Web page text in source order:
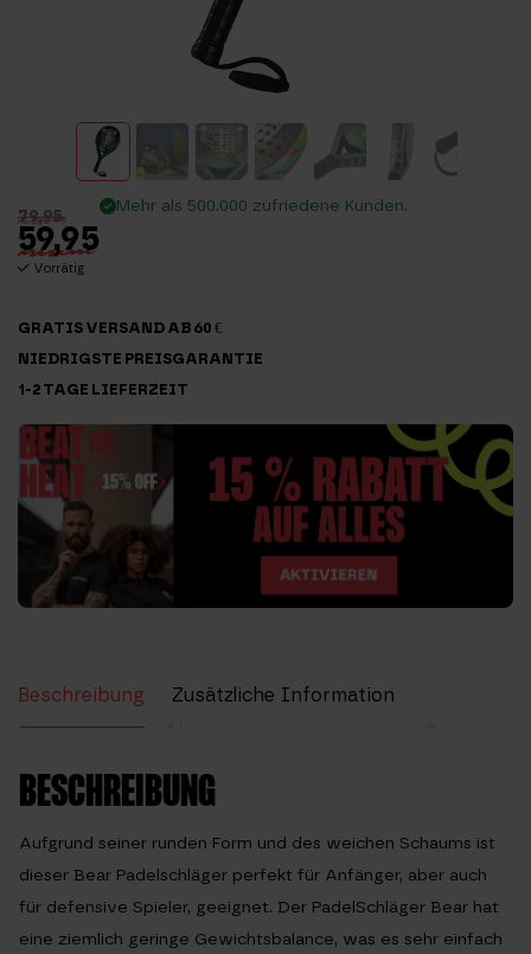
79,95
59,95
Vorrätig
Mehr als 500.000 zufriedene Kunden.
GRATIS VERSAND AB 60 €
NIEDRIGSTE PREISGARANTIE
1-2 TAGE LIEFERZEIT
Beschreibung
Zusätzliche Information
BESCHREIBUNG
Aufgrund seiner runden Form und des weichen Schaums ist
dieser Bear Padelschläger perfekt für Anfänger, aber auch
für defensive Spieler, geeignet. Der PadelSchläger Bear hat
eine ziemlich geringe Gewichtsbalance, was es sehr einfach